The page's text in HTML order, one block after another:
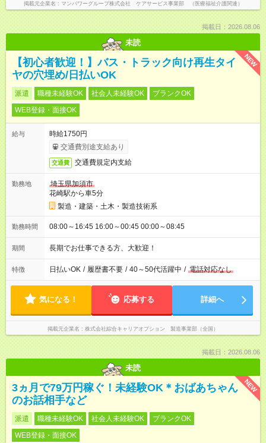
掲載元企業名 マンパワーグループ株式会社 ケアサービス事業部 （医療福祉介護関連）
掲載日：2026.08.06
未読
NEW
【初心者歓迎！】バス・トラック向け再生タイ
ヤの穴埋め/日払いOK
派遣 職種未経験OK 社会人未経験OK
ブランクOK
WEB登録・面接OK
給与
時給1750円
交通費別途支給あり
交通費 交通費規定内支給
勤務地
埼玉県加須市
花崎駅から車5分
製造・建築・土木・製造技術系
勤務時間 08:00～16:45 16:00～00:45 00:00～08:45
期間 長期でお仕事できる方、大歓迎！
特徴 日払いOK / 履歴書不要 / 40～50代活躍中 / 電話対応なし
気になる！ 応募する 詳細へ
掲載元企業名 株式会社綜合キャリアオプション 製造事業部（全国）
掲載日：2026.08.06
未読
NEW
3ヵ月で79万円稼ぐ！未経験OK＊おばあちゃん
のお話相手など
派遣 職種未経験OK 社会人未経験OK
ブランクOK
WEB登録・面接OK